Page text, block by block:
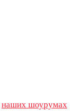
наших шоурумах